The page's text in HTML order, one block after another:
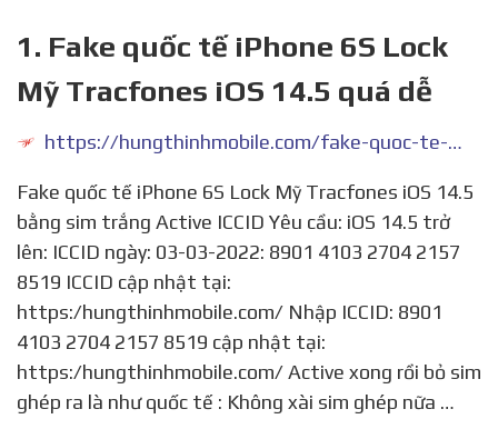
1. Fake quốc tế iPhone 6S Lock
Mỹ Tracfones iOS 14.5 quá dễ
https://hungthinhmobile.com/fake-quoc-te-iphone-6s-lock-my-tracfones-ios-14-5/
Fake quốc tế iPhone 6S Lock Mỹ Tracfones iOS 14.5
bằng sim trắng Active ICCID Yêu cầu: iOS 14.5 trở
lên: ICCID ngày: 03-03-2022: 8901 4103 2704 2157
8519 ICCID cập nhật tại:
https:/hungthinhmobile.com/ Nhập ICCID: 8901
4103 2704 2157 8519 cập nhật tại:
https:/hungthinhmobile.com/ Active xong rồi bỏ sim
ghép ra là như quốc tế : Không xài sim ghép nữa …